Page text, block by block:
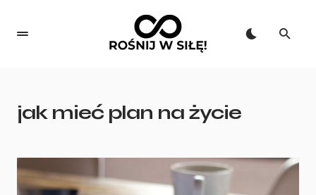
jak mieć plan na życie